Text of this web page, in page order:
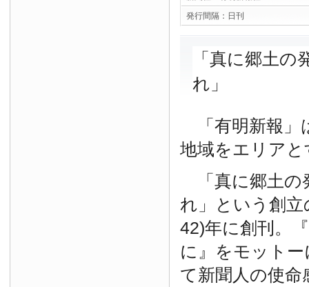
発行間隔： 日刊
「真に郷土の
れ」
「有明新報」
地域をエリア
「真に郷土の
れ」という創
42)年に創刊。
に』をモット
て新聞人の使命